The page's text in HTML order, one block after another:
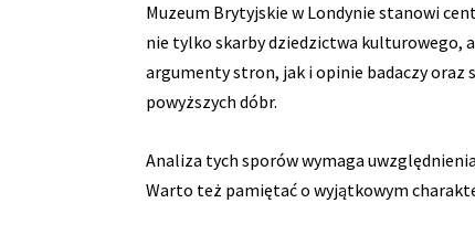
Muzeum Brytyjskie w Londynie stanowi
nie tylko skarby dziedzictwa kulturowego,
argumenty stron, jak i opinie badaczy oraz
powyższych dóbr.
Analiza tych sporów wymaga
Warto też pamiętać o wyjątkowym